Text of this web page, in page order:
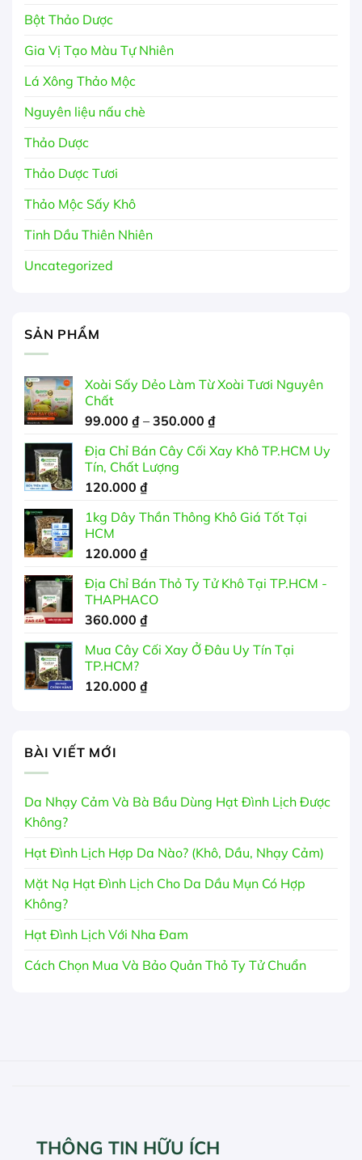
Bột Thảo Dược
Gia Vị Tạo Màu Tự Nhiên
Lá Xông Thảo Mộc
Nguyên liệu nấu chè
Thảo Dược
Thảo Dược Tươi
Thảo Mộc Sấy Khô
Tinh Dầu Thiên Nhiên
Uncategorized
SẢN PHẨM
Xoài Sấy Dẻo Làm Từ Xoài Tươi Nguyên
Chất
99.000 ₫ – 350.000 ₫Khoảng
từ
Địa Chỉ Bán Cây Cối Xay Khô TP.HCM Uy
Tín, Chất Lượng
120.000 ₫
1kg Dây Thần Thông Khô Giá Tốt Tại
HCM
120.000 ₫
Địa Chỉ Bán Thỏ Ty Tử Khô Tại TP.HCM -
THAPHACO
360.000 ₫
Mua Cây Cối Xay Ở Đâu Uy Tín Tại
TP.HCM?
120.000 ₫
BÀI VIẾT MỚI
Da Nhạy Cảm Và Bà Bầu Dùng Hạt Đình Lịch Được
Không?
Hạt Đình Lịch Hợp Da Nào? (Khô, Dầu, Nhạy Cảm)
Mặt Nạ Hạt Đình Lịch Cho Da Dầu Mụn Có Hợp
Không?
Hạt Đình Lịch Với Nha Đam
Cách Chọn Mua Và Bảo Quản Thỏ Ty Tử Chuẩn
THÔNG TIN HỮU ÍCH